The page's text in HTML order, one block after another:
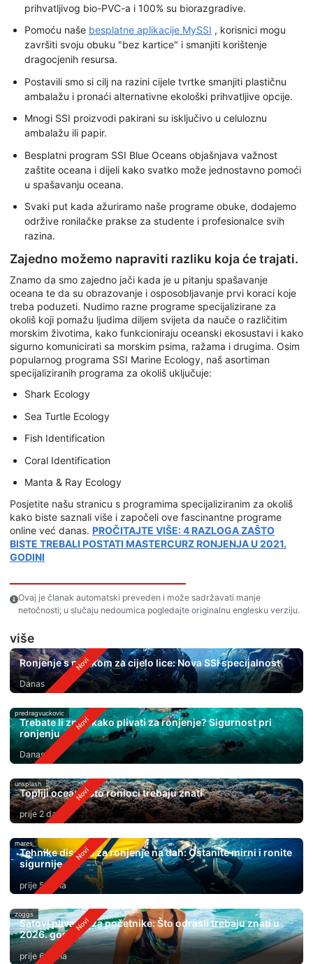
prihvatljivog bio-PVC-a i 100% su biorazgradive.
Pomoću naše besplatne aplikacije MySSI , korisnici mogu
završiti svoju obuku "bez kartice" i smanjiti korištenje
dragocjenih resursa.
Postavili smo si cilj na razini cijele tvrtke smanjiti plastičnu
ambalažu i pronaći alternativne ekološki prihvatljive opcije.
Mnogi SSI proizvodi pakirani su isključivo u celuloznu
ambalažu ili papir.
Besplatni program SSI Blue Oceans objašnjava važnost
zaštite oceana i dijeli kako svatko može jednostavno pomoći
u spašavanju oceana.
Svaki put kada ažuriramo naše programe obuke, dodajemo
održive ronilačke prakse za studente i profesionalce svih
razina.
Zajedno možemo napraviti razliku koja će trajati.
Znamo da smo zajedno jači kada je u pitanju spašavanje
oceana te da su obrazovanje i osposobljavanje prvi koraci koje
treba poduzeti. Nudimo razne programe specijalizirane za
okoliš koji pomažu ljudima diljem svijeta da nauče o različitim
morskim životima, kako funkcioniraju oceanski ekosustavi i kako
sigurno komunicirati sa morskim psima, ražama i drugima. Osim
popularnog programa SSI Marine Ecology, naš asortiman
specijaliziranih programa za okoliš uključuje:
Shark Ecology
Sea Turtle Ecology
Fish Identification
Coral Identification
Manta & Ray Ecology
Posjetite našu stranicu s programima specijaliziranim za okoliš
kako biste saznali više i započeli ove fascinantne programe
online već danas. PROČITAJTE VIŠE: 4 RAZLOGA ZAŠTO
BISTE TREBALI POSTATI MASTERCURZ RONJENJA U 2021.
GODINI
Ovaj je članak automatski preveden i može sadržavati manje
netočnosti; u slučaju nedoumica pogledajte originalnu englesku verziju.
više
Ronjenje s maskom za cijelo lice: Nova SSI specijalnost
Danas
predragvuckovic
Trebate li znati kako plivati ​​za ronjenje? Sigurnost pri
ronjenju
Danas
unsplash
Topliji oceani: Što ronioci trebaju znati
prije 2 dana
mares
Tehnike disanja za ronjenje na dah: Ostanite mirni i ronite
sigurnije
prije 5 dana
zoggs
Satovi plivanja za početnike: Što odrasli trebaju znati u
2026. godini
prije 6 dana